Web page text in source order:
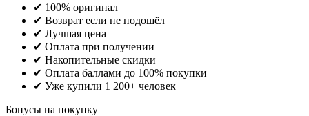
✔ 100% оригинал
✔ Возврат если не подошёл
✔ Лучшая цена
✔ Оплата при получении
✔ Накопительные скидки
✔ Оплата баллами до 100% покупки
✔ Уже купили 1 200+ человек
Бонусы на покупку